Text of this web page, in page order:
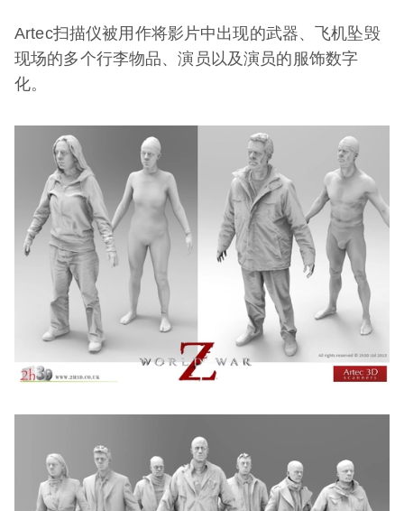
Artec扫描仪被用作将影片中出现的武器、飞机坠毁
现场的多个行李物品、演员以及演员的服饰数字
化。